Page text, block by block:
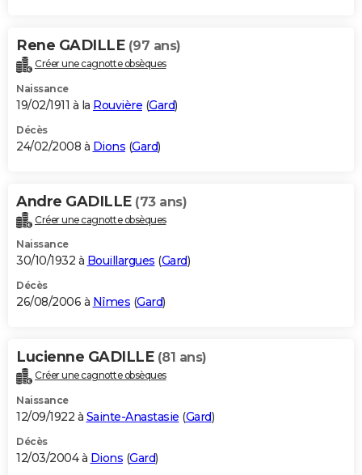
Rene GADILLE (97 ans)
Créer une cagnotte obsèques
Naissance
19/02/1911 à la Rouvière (Gard)
Décès
24/02/2008 à Dions (Gard)
Andre GADILLE (73 ans)
Créer une cagnotte obsèques
Naissance
30/10/1932 à Bouillargues (Gard)
Décès
26/08/2006 à Nîmes (Gard)
Lucienne GADILLE (81 ans)
Créer une cagnotte obsèques
Naissance
12/09/1922 à Sainte-Anastasie (Gard)
Décès
12/03/2004 à Dions (Gard)